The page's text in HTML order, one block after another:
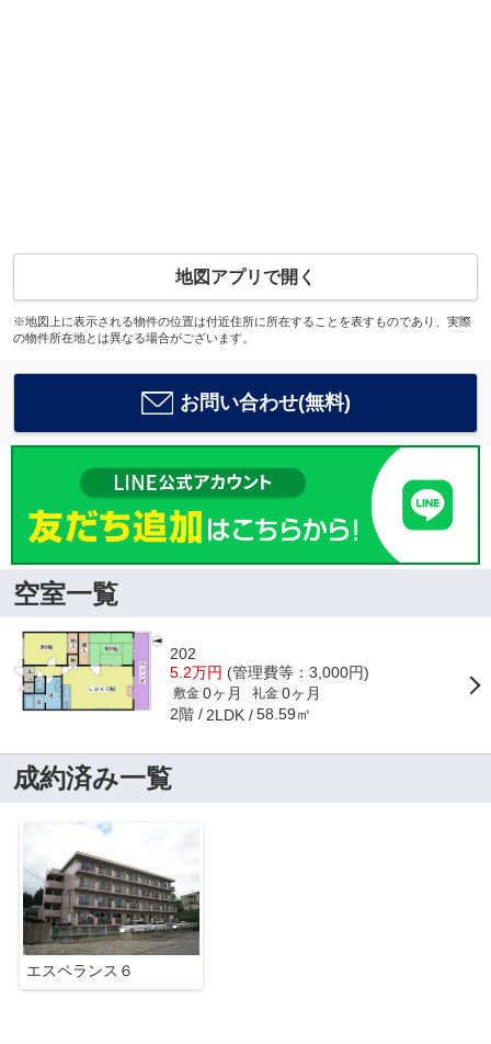
地図アプリで開く
※地図上に表示される物件の位置は付近住所に所在することを表すものであり、実際
の物件所在地とは異なる場合がございます。
お問い合わせ(無料)
空室一覧
202
5.2万円 (管理費等：3,000円)
敷金 0ヶ月 礼金 0ヶ月
2階 2LDK 58.59㎡
成約済み一覧
エスペランス６